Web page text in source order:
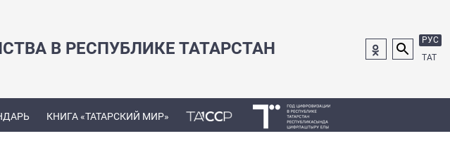
В РЕСПУБЛИКЕ ТАТАРСТАН
РУС
ТАТ
КНИГА «ТАТАРСКИЙ МИР»